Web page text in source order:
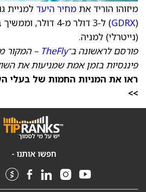
מיזוהו הוריד את מחיר היעד למניית
(
GDRX
) ל‑3 דולר מ‑4 דולר,
(נייטרלי) למניה.
פורסם לראשונה ב־TheFly – המקור
פיננסיות בזמן אמת שמניעות את
>>
חפשו אותנו -